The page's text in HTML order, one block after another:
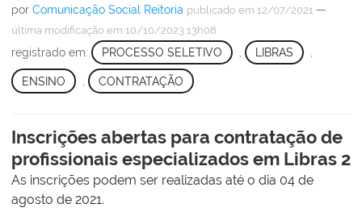
por Comunicação Social Reitoria publicado em 12/07/2021 —
última modificação em 10/10/2023 13h08
registrado em: PROCESSO SELETIVO LIBRAS
ENSINO CONTRATAÇÃO
Inscrições abertas para contratação de
profissionais especializados em Libras 2
As inscrições podem ser realizadas até o dia 04 de
agosto de 2021.